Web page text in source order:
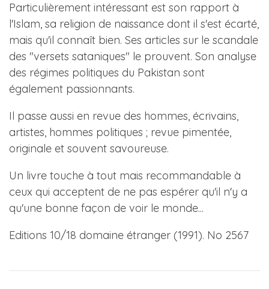
Particulièrement intéressant est son rapport à
l'Islam, sa religion de naissance dont il s'est écarté,
mais qu'il connaît bien. Ses articles sur le scandale
des "versets sataniques" le prouvent. Son analyse
des régimes politiques du Pakistan sont
également passionnants.
Il passe aussi en revue des hommes, écrivains,
artistes, hommes politiques ; revue pimentée,
originale et souvent savoureuse.
Un livre touche à tout mais recommandable à
ceux qui acceptent de ne pas espérer qu'il n'y a
qu'une bonne façon de voir le monde...
Editions 10/18 domaine étranger (1991). No 2567